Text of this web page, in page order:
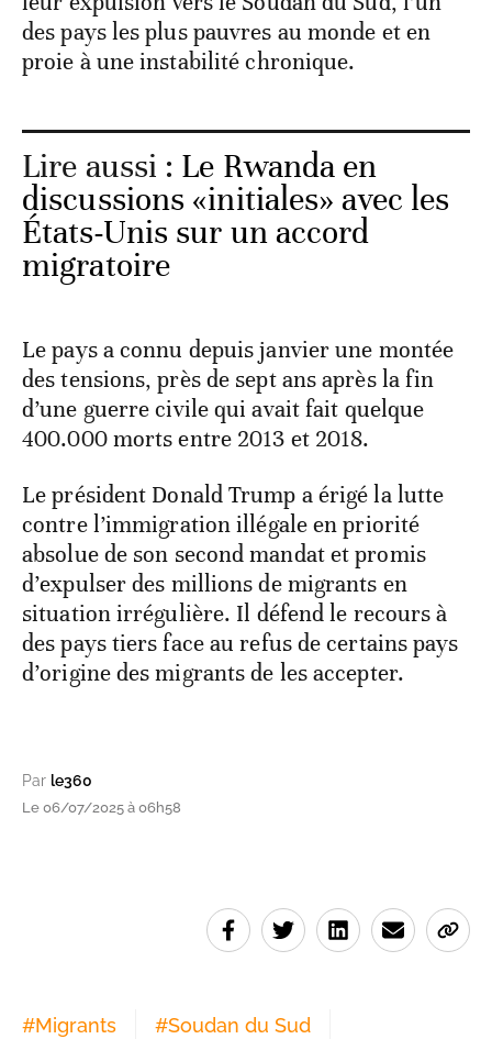
des pays les plus pauvres au monde et en
proie à une instabilité chronique.
Lire aussi : Le Rwanda en
discussions «initiales» avec les
États-Unis sur un accord
migratoire
Le pays a connu depuis janvier une montée
des tensions, près de sept ans après la fin
d’une guerre civile qui avait fait quelque
400.000 morts entre 2013 et 2018.
Le président Donald Trump a érigé la lutte
contre l’immigration illégale en priorité
absolue de son second mandat et promis
d’expulser des millions de migrants en
situation irrégulière. Il défend le recours à
des pays tiers face au refus de certains pays
d’origine des migrants de les accepter.
Par le360
Le 06/07/2025 à 06h58
#Migrants #Soudan du Sud